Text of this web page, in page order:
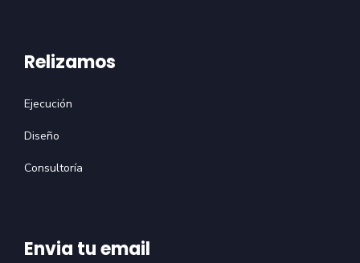
Relizamos
Ejecución
Diseño
Consultoría
Envia tu email